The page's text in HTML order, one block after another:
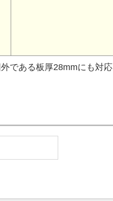
である板厚28mmにも対